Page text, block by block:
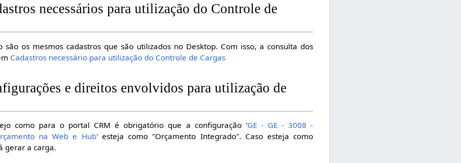
necessários para utilização do Controle de
são os mesmos cadastros que são utilizados no Desktop. Com isso, a consulta dos
Cadastros necessário para utilização do Controle de Cargas
e direitos envolvidos para utilização de
como para o portal CRM é obrigatório que a configuração 'GE - GE - 3008 -
na Web e Hub' esteja como "Orçamento Integrado". Caso esteja como
gerar a carga.